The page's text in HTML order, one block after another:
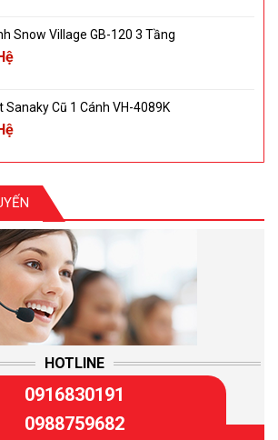
Snow Village GB-120 3 Tầng
Sanaky Cũ 1 Cánh VH-4089K
HOTLINE
0916830191
0988759682